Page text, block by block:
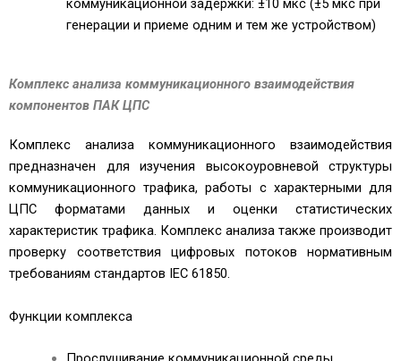
коммуникационной задержки: ±10 мкс (±5 мкс при
генерации и приеме одним и тем же устройством)
Комплекс анализа коммуникационного взаимодействия
компонентов ПАК ЦПС
Комплекс анализа коммуникационного взаимодействия
предназначен для изучения высокоуровневой структуры
коммуникационного трафика, работы с характерными для
ЦПС форматами данных и оценки статистических
характеристик трафика. Комплекс анализа также производит
проверку соответствия цифровых потоков нормативным
требованиям стандартов IEC 61850.
Функции комплекса